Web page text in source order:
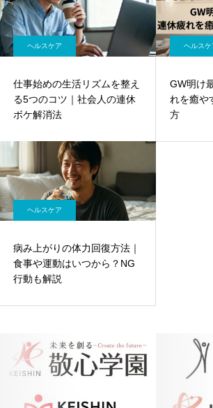
ヘルスケア
仕事始めの生活リズムを整え
る5つのコツ｜社会人の連休
ボケ解消法
ヘルスケ
GW明け
れを癒や
方
ヘルスケア
病み上がりの体力回復方法｜
食事や運動はいつから？NG
行動も解説